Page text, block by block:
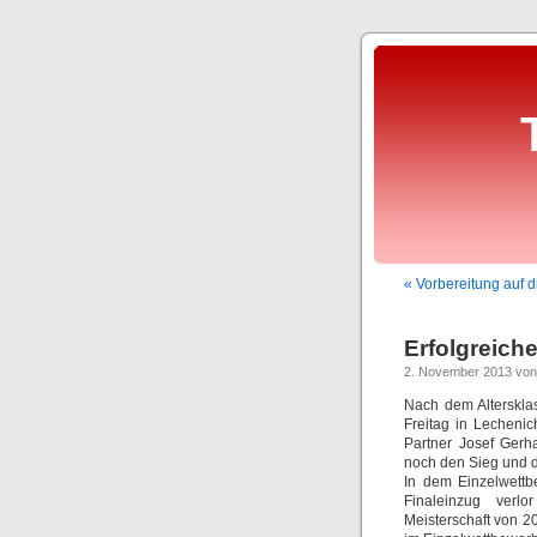
« Vorbereitung auf
2. November 2013
Nach dem
Freitag in
Partner Josef
noch den Sieg und
In dem
Finaleinzug
Meisterschaft von